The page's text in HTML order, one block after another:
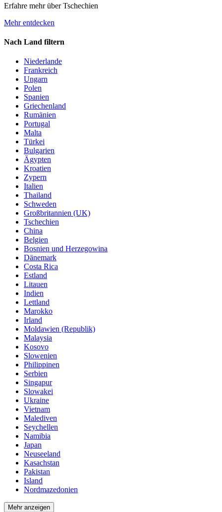
Erfahre mehr über Tschechien
Mehr entdecken
Nach Land filtern
Niederlande
Frankreich
Ungarn
Polen
Spanien
Griechenland
Rumänien
Portugal
Malta
Türkei
Bulgarien
Ägypten
Kroatien
Zypern
Italien
Thailand
Schweden
Großbritannien (UK)
Tschechien
China
Belgien
Bosnien und Herzegowina
Dänemark
Costa Rica
Estland
Litauen
Indien
Lettland
Marokko
Irland
Moldawien (Republik)
Malaysia
Kosovo
Slowenien
Philippinen
Serbien
Singapur
Slowakei
Ukraine
Vietnam
Malediven
Seychellen
Namibia
Japan
Neuseeland
Kasachstan
Pakistan
Island
Nordmazedonien
Mehr anzeigen